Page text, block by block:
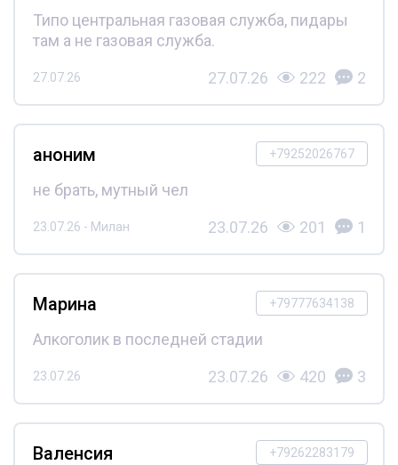
Типо центральная газовая служба, пидары
там а не газовая служба.
27.07.26 27.07.26 222 2
+79252026767
аноним
не брать, мутный чел
23.07.26 - Милан 23.07.26 201 1
+79777634138
Марина
Алкоголик в последней стадии
23.07.26 23.07.26 420 3
+79262283179
Валенсия